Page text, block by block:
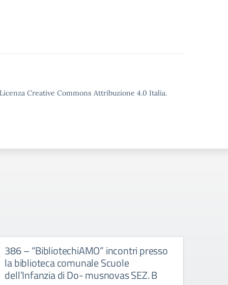
Creative Commons Attribuzione 4.0 Italia.
386 – “BibliotechiAMO” incontri presso
la biblioteca comunale Scuole
dell’Infanzia di Do- musnovas SEZ. B